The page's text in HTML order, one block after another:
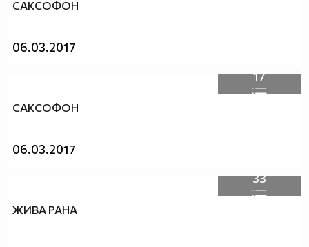
САКСОФОН
06.03.2017
17
САКСОФОН
06.03.2017
33
ЖИВА РАНА